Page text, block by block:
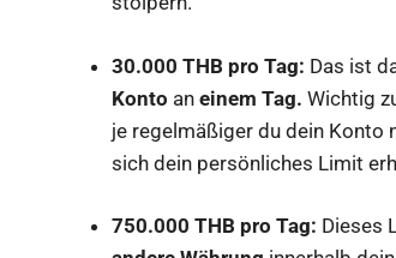
30.000 THB pro Tag: Das ist
Konto aneinem Tag.Wichtig
je regelmäßiger du dein Konto
sich dein persönliches Limit
750.000 THB pro Tag: Dieses